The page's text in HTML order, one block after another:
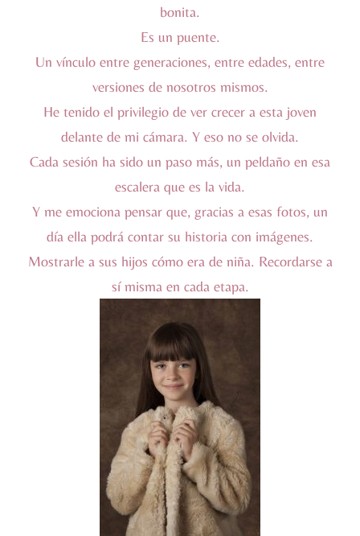
bonita.
Es un puente.
Un vínculo entre generaciones, entre edades, entre
versiones de nosotros mismos.
He tenido el privilegio de ver crecer a esta joven
delante de mi cámara. Y eso no se olvida.
Cada sesión ha sido un paso más, un peldaño en esa
escalera que es la vida.
Y me emociona pensar que, gracias a esas fotos, un
día ella podrá contar su historia con imágenes.
Mostrarle a sus hijos cómo era de niña. Recordarse a
sí misma en cada etapa.